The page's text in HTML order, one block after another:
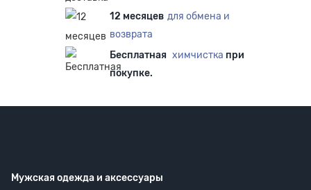
12 месяцев для обмена и
возврата
Бесплатная химчистка при
покупке.
Мужская одежда и аксессуары